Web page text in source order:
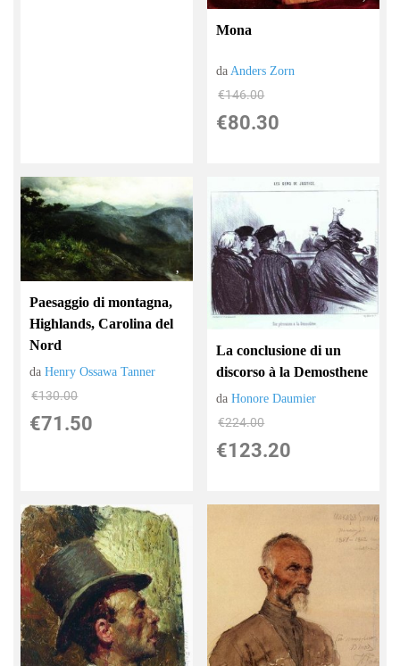
Mona
da Anders Zorn
€146.00
€80.30
Paesaggio di montagna,
Highlands, Carolina del
Nord
daHenry Ossawa Tanner
€130.00
€71.50
La conclusione di un
discorso à la Demosthene
daHonore Daumier
€224.00
€123.20